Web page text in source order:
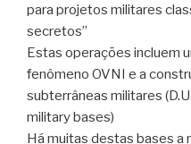
para projetos militares
secretos”
Estas operações incluem
fenômeno OVNI e a
subterrâneas militares
military bases)
Há muitas destas bases a